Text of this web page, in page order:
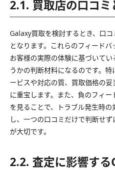
2.1. 買取店の口コ
Galaxy買取を検討するとき、口
となります。これらのフィード
お客様の実際の体験に基づいて
うかの判断材料になるのです。
ービスや対応の質、買取価格の
に重宝します。また、負のフィ
を見ることで、トラブル発生時
し、一つの口コミだけで判断せ
が大切です。
2.2. 査定に影響す